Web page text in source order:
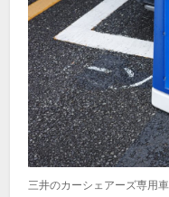
三井のカーシェアーズ専用